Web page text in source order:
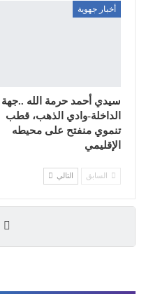
أخبار جهوية
سيدي أحمد حرمة الله ..جهة
الداخلة-وادي الذهب، قطب
تنموي منفتح على محيطه
الإقليمي
السابق التالي